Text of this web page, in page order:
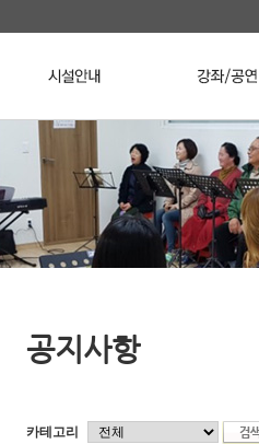
공지사항
카테고리